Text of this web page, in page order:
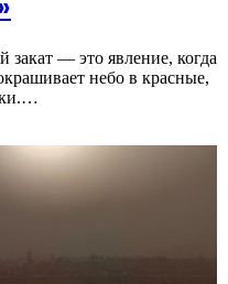
— это явление, когда
небо в красные,